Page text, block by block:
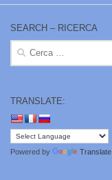
SEARCH – RICERCA
Ricerca
TRANSLATE:
Powered by Translate